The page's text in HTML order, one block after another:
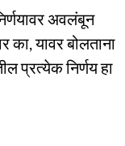
अवलंबून
का, यावर बोलताना
प्रत्येक निर्णय हा